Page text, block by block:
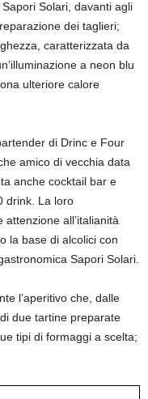
Solari, davanti agli
dei taglieri;
caratterizzata da
a neon blu
ulteriore calore
di Drinc e Four
amico di vecchia data
anche cocktail bar e
drink. La loro
all’italianità
la base di alcolici con
Sapori Solari.
l’aperitivo che, dalle
due tartine preparate
tipi di formaggi a scelta;